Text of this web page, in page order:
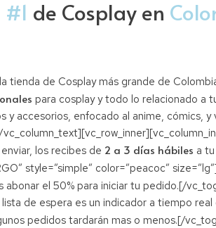
#1 de Cosplay en
tienda de Cosplay más grande de
para cosplay y todo lo relacionado a
y accesorios, enfocado al anime, cómics, y
los recibes de 2 a 3 días hábiles a
style=”simple” color=”peacoc”
abonar el 50% para iniciar tu pedido.[/
lista de espera es un indicador a tiempo
pedidos tardarán mas o menos.[/